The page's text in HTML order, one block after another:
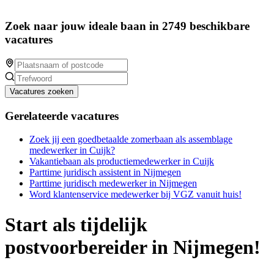
Zoek naar jouw ideale baan in 2749 beschikbare
vacatures
Vacatures zoeken
Gerelateerde vacatures
Zoek jij een goedbetaalde zomerbaan als assemblage
medewerker in Cuijk?
Vakantiebaan als productiemedewerker in Cuijk
Parttime juridisch assistent in Nijmegen
Parttime juridisch medewerker in Nijmegen
Word klantenservice medewerker bij VGZ vanuit huis!
Start als tijdelijk
postvoorbereider in Nijmegen!